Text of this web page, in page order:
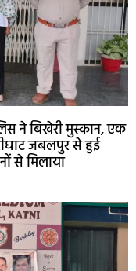
ने बिखेरी मुस्कान, एक
जबलपुर से हुई
से मिलाया